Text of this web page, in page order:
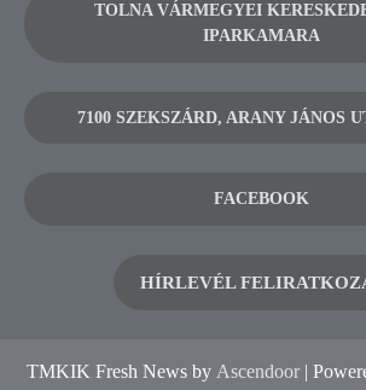
TOLNA VÁRMEGYEI
IPARKAMARA
7100 SZEKSZÁRD, ARANY JÁNOS
FACEBOOK
HÍRLEVÉL
TMKIK Fresh News by Ascendoor |